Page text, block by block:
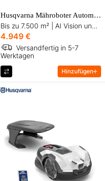
Husqvarna Mähroboter Automower® 450V NERA
Bis zu 7.500 m² | AI Vision und satellitengestützte Technologie
4.949 €
Versandfertig in 5-7
Werktagen
Hinzufügen